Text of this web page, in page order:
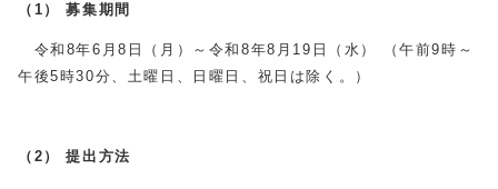
（1）募集期間
令和8年6月8日（月）～令和8年8月19日（水） （午前9時～
午後5時30分、土曜日、日曜日、祝日は除く。）
（2）提出方法